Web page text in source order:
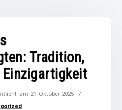
Tradition,
am 21 Oktober 2025